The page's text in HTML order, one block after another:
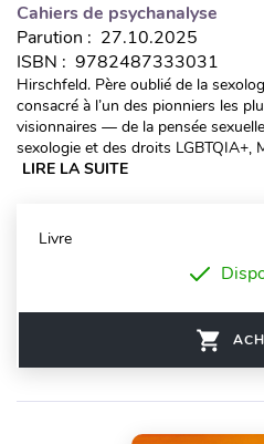
Cahiers de psychanalyse
Parution : 27.10.2025
ISBN : 9782487333031
Hirschfeld. Père oublié de la
consacré à l’un des pionniers les
visionnaires — de la pensée
sexologie et des droits LGBTQIA+,
LIRE LA SUITE
Livre